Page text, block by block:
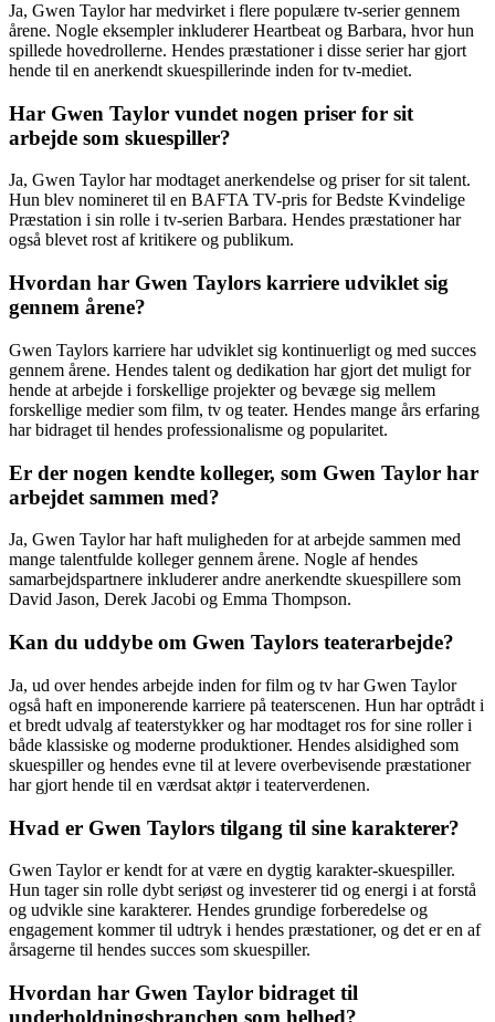
Ja, Gwen Taylor har medvirket i flere populære tv-serier gennem
årene. Nogle eksempler inkluderer Heartbeat og Barbara, hvor hun
spillede hovedrollerne. Hendes præstationer i disse serier har gjort
hende til en anerkendt skuespillerinde inden for tv-mediet.
Har Gwen Taylor vundet nogen priser for sit
arbejde som skuespiller?
Ja, Gwen Taylor har modtaget anerkendelse og priser for sit talent.
Hun blev nomineret til en BAFTA TV-pris for Bedste Kvindelige
Præstation i sin rolle i tv-serien Barbara. Hendes præstationer har
også blevet rost af kritikere og publikum.
Hvordan har Gwen Taylors karriere udviklet sig
gennem årene?
Gwen Taylors karriere har udviklet sig kontinuerligt og med succes
gennem årene. Hendes talent og dedikation har gjort det muligt for
hende at arbejde i forskellige projekter og bevæge sig mellem
forskellige medier som film, tv og teater. Hendes mange års erfaring
har bidraget til hendes professionalisme og popularitet.
Er der nogen kendte kolleger, som Gwen Taylor har
arbejdet sammen med?
Ja, Gwen Taylor har haft muligheden for at arbejde sammen med
mange talentfulde kolleger gennem årene. Nogle af hendes
samarbejdspartnere inkluderer andre anerkendte skuespillere som
David Jason, Derek Jacobi og Emma Thompson.
Kan du uddybe om Gwen Taylors teaterarbejde?
Ja, ud over hendes arbejde inden for film og tv har Gwen Taylor
også haft en imponerende karriere på teaterscenen. Hun har optrådt i
et bredt udvalg af teaterstykker og har modtaget ros for sine roller i
både klassiske og moderne produktioner. Hendes alsidighed som
skuespiller og hendes evne til at levere overbevisende præstationer
har gjort hende til en værdsat aktør i teaterverdenen.
Hvad er Gwen Taylors tilgang til sine karakterer?
Gwen Taylor er kendt for at være en dygtig karakter-skuespiller.
Hun tager sin rolle dybt seriøst og investerer tid og energi i at forstå
og udvikle sine karakterer. Hendes grundige forberedelse og
engagement kommer til udtryk i hendes præstationer, og det er en af
årsagerne til hendes succes som skuespiller.
Hvordan har Gwen Taylor bidraget til
underholdningsbranchen som helhed?